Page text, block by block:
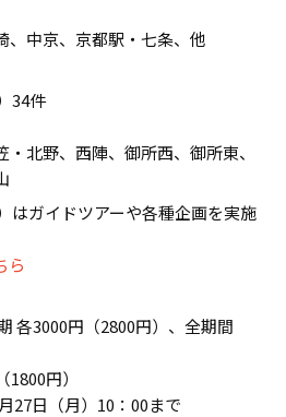
、中京、京都駅・七条、他
34件
北野、⻄陣、御所⻄、御所東、
はガイドツアーや各種企画を実施
ら
各3000円（2800円）、全期間
円）
27日（月）10：00まで